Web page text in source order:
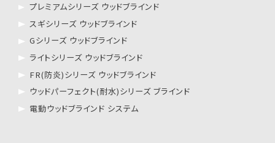
プレミアムシリーズ ウッドブラインド
スギシリーズ ウッドブラインド
Gシリーズ ウッドブラインド
ライトシリーズ ウッドブラインド
FR(防炎)シリーズ ウッドブラインド
ウッドパーフェクト(耐水)シリーズ ブラインド
電動ウッドブラインド システム